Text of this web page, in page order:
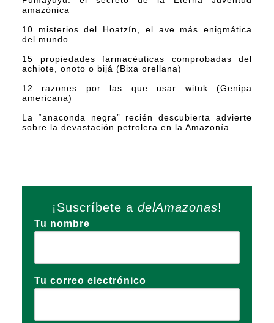
amazónica
10 misterios del Hoatzín, el ave más enigmática
del mundo
15 propiedades farmacéuticas comprobadas del
achiote, onoto o bijá (Bixa orellana)
12 razones por las que usar wituk (Genipa
americana)
La “anaconda negra” recién descubierta advierte
sobre la devastación petrolera en la Amazonía
¡Suscríbete a delAmazonas!
Tu nombre
Tu correo electrónico